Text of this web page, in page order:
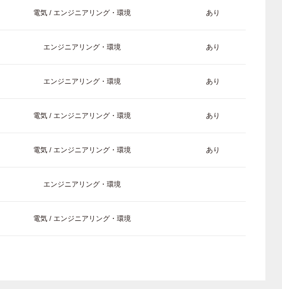
電気 / エンジニアリング・環境 あり
エンジニアリング・環境 あり
エンジニアリング・環境 あり
電気 / エンジニアリング・環境 あり
電気 / エンジニアリング・環境 あり
エンジニアリング・環境
電気 / エンジニアリング・環境